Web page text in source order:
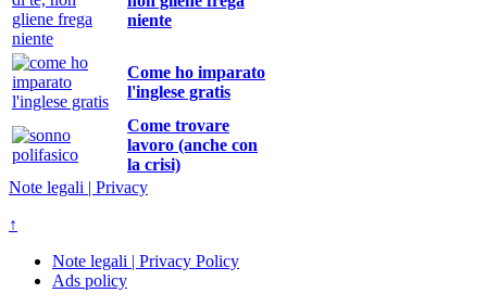
niente
Come ho imparato
l'inglese gratis
Come trovare
lavoro (anche con
la crisi)
Note legali | Privacy
↑
Note legali | Privacy Policy
Ads policy